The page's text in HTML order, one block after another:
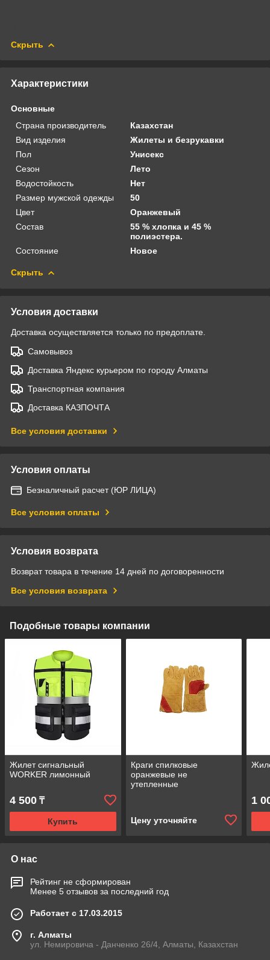
Скрыть
Характеристики
Основные
Страна производитель
Казахстан
Вид изделия
Жилеты и безрукавки
Пол
Унисекс
Сезон
Лето
Водостойкость
Нет
Размер мужской одежды
50
Цвет
Оранжевый
Состав
55 % хлопка и 45 %
полиэстера.
Состояние
Новое
Скрыть
Условия доставки
Доставка осуществляется только по предоплате.
Самовывоз
Доставка Яндекс курьером по городу Алматы
Транспортная компания
Доставка КАЗПОЧТА
Все условия доставки
Условия оплаты
Безналичный расчет (ЮР ЛИЦА)
Все условия оплаты
Условия возврата
Возврат товара в течение 14 дней по договоренности
Все условия возврата
Подобные товары компании
Жилет сигнальный
WORKER лимонный
4 500 ₸
Купить
Краги спилковые
оранжевые не
утепленные
Цену уточняйте
1
О нас
Рейтинг не сформирован
Менее 5 отзывов за последний год
Работает с 17.03.2015
г. Алматы
ул. Немировича - Данченко 26/4, Алматы, Казахстан